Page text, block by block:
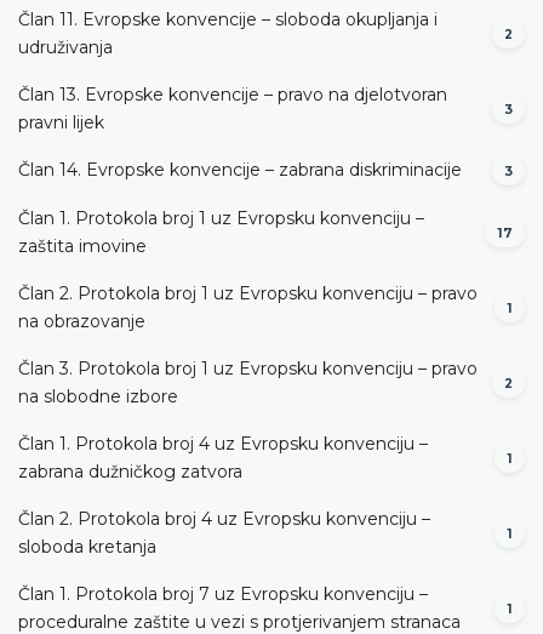
Član 11. Evropske konvencije – sloboda okupljanja i
udruživanja
2
Član 13. Evropske konvencije – pravo na djelotvoran
pravni lijek
3
Član 14. Evropske konvencije – zabrana diskriminacije 3
Član 1. Protokola broj 1 uz Evropsku konvenciju –
zaštita imovine
17
Član 2. Protokola broj 1 uz Evropsku konvenciju – pravo
na obrazovanje
1
Član 3. Protokola broj 1 uz Evropsku konvenciju – pravo
na slobodne izbore
2
Član 1. Protokola broj 4 uz Evropsku konvenciju –
zabrana dužničkog zatvora
1
Član 2. Protokola broj 4 uz Evropsku konvenciju –
sloboda kretanja
1
Član 1. Protokola broj 7 uz Evropsku konvenciju –
proceduralne zaštite u vezi s protjerivanjem stranaca
1